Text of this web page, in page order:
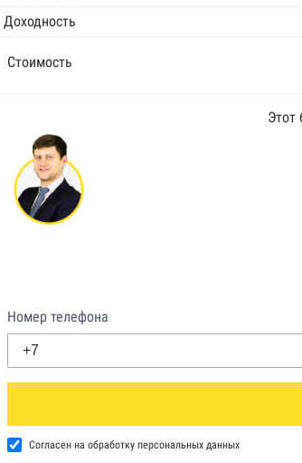
Доходность
Стоимость
Этот
Номер телефона
Согласен на обработку персональных данных